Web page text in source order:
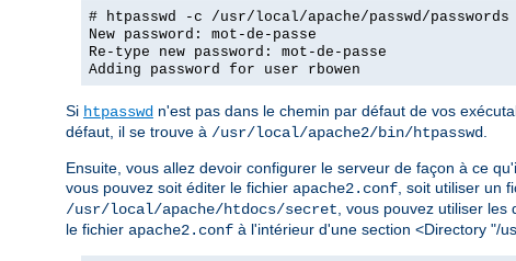
# htpasswd -c /usr/local/apache/passwd/passwords
New password: mot-de-passe
Re-type new password: mot-de-passe
Adding password for user rbowen
Si htpasswd n'est pas dans le chemin par défaut de vos
défaut, il se trouve à /usr/local/apache2/bin/htpasswd
Ensuite, vous allez devoir configurer le serveur de façon à ce
vous pouvez soit éditer le fichier apache2.conf , soit utiliser un
/usr/local/apache/htdocs/secret , vous pouvez utiliser
le fichier apache2.conf à l'intérieur d'une section <Directory "/